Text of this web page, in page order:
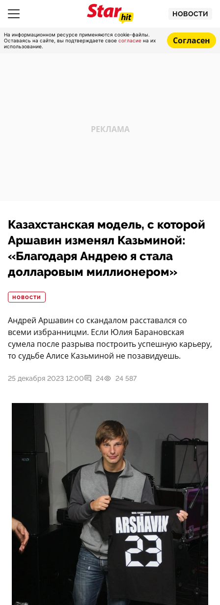
НОВОСТИ
На информационном ресурсе применяются cookie-файлы.
Оставаясь на сайте, вы подтверждаете свое согласие на их
использование.
Согласен
Казахстанская модель, с которой
Аршавин изменял Казьминой:
«Благодаря Андрею я стала
долларовым миллионером»
НОВОСТИ
Андрей Аршавин со скандалом расставался со
всеми избранницми. Если Юлия Барановская
сумела после разрыва построить успешную карьеру,
то судьбе Алисе Казьминой не позавидуешь.
25 декабря 2023 12:00 24 24 587